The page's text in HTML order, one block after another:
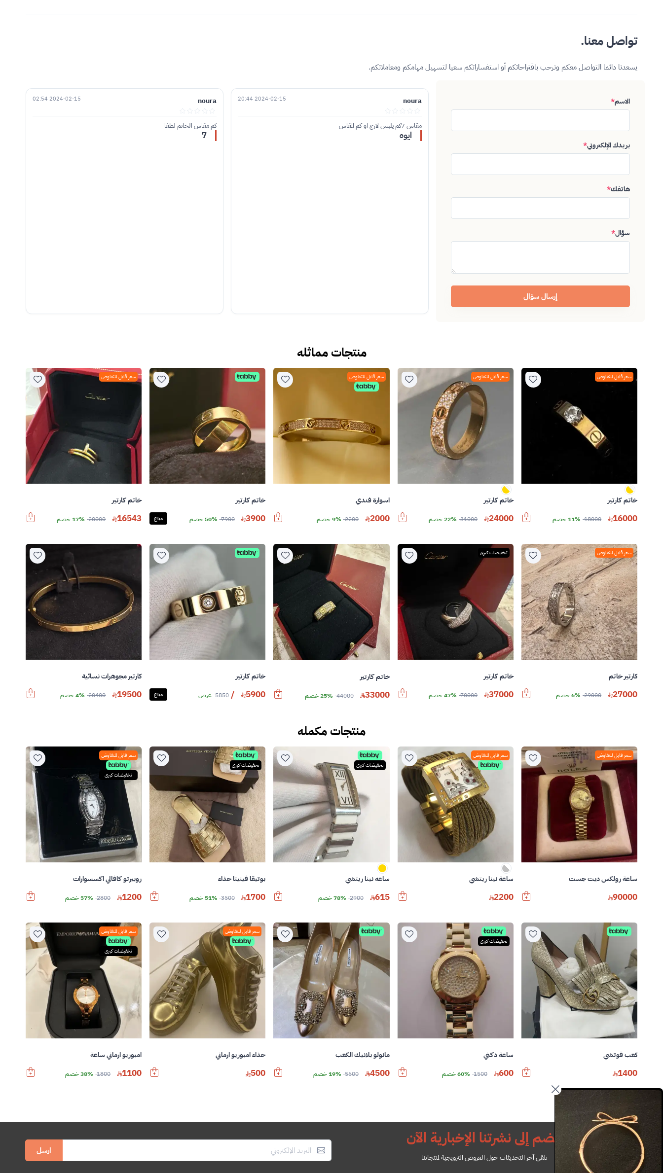
تواصل معنا.
يسعدنا دائما التواصل معكم ونرحب باقتراحاتكم أو استفساراتكم سعيا لتسهيل مهامكم ومعاملاتكم.
الاسم*
بريدك الإلكتروني*
هاتفك*
سؤال*
إرسال سؤال
noura
2024-02-15 20:44
مقاس 7كم يلبس لارج او كم المقاس
ايوه
noura
2024-02-15 02:54
كم مقاس الخاتم لطفا
7
منتجات مماثله
سعر قابل للتفاوض
خاتم كارتير
16000
18000 11% خصم
سعر قابل للتفاوض
خاتم كارتير
24000
31000 22% خصم
سعر قابل للتفاوض
اسوارة فندي
2000
2200 9% خصم
خاتم كارتير
3900
7900 50% خصم مباع
سعر قابل للتفاوض
خاتم كارتير
16543
20000 17% خصم
سعر قابل للتفاوض
كارتير خاتم
27000
29000 6% خصم
تخفيضات كبرى
خاتم كارتير
37000
70000 47% خصم
خاتم كارتير
33000
44000 25% خصم
خاتم كارتير
5900
/
5850 عرض مباع
كارتير مجوهرات نسائية
19500
20400 4% خصم
منتجات مكمله
سعر قابل للتفاوض
ساعة رولكس ديت جست
90000
سعر قابل للتفاوض
ساعة نينا ريتشي
2200
تخفيضات كبرى
ساعه نينا ريتشي
615
2900 78% خصم
تخفيضات كبرى
بوتيقا فينيتا حذاء
1700
3500 51% خصم
سعر قابل للتفاوض
تخفيضات كبرى
روبيرتو كافالي اكسسوارات
1200
2800 57% خصم
كعب قوتشي
1400
تخفيضات كبرى
ساعة دكني
600
1500 60% خصم
مانولو بلانيك الكعب
4500
5600 19% خصم
سعر قابل للتفاوض
حذاء امبوريو ارماني
500
سعر قابل للتفاوض
تخفيضات كبرى
امبوريو ارماني ساعة
1100
1800 38% خصم
انضم إلى نشرتنا الإخبارية الآن
تلقي آخر التحديثات حول العروض الترويجية لمنتجاتنا
ارسل